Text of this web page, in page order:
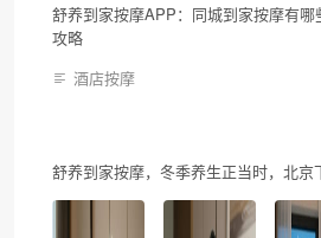
舒养到家按摩APP：同城到家按摩有
攻略
酒店按摩
舒养到家按摩，冬季养生正当时，北京